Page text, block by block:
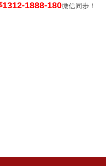
1312-1888-180微信同步！